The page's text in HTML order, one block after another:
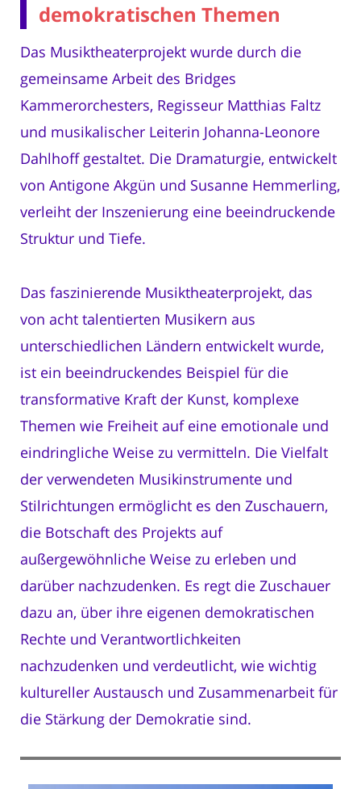
demokratischen Themen
Das Musiktheaterprojekt wurde durch die
gemeinsame Arbeit des Bridges
Kammerorchesters, Regisseur Matthias Faltz
und musikalischer Leiterin Johanna-Leonore
Dahlhoff gestaltet. Die Dramaturgie, entwickelt
von Antigone Akgün und Susanne Hemmerling,
verleiht der Inszenierung eine beeindruckende
Struktur und Tiefe.
Das faszinierende Musiktheaterprojekt, das
von acht talentierten Musikern aus
unterschiedlichen Ländern entwickelt wurde,
ist ein beeindruckendes Beispiel für die
transformative Kraft der Kunst, komplexe
Themen wie Freiheit auf eine emotionale und
eindringliche Weise zu vermitteln. Die Vielfalt
der verwendeten Musikinstrumente und
Stilrichtungen ermöglicht es den Zuschauern,
die Botschaft des Projekts auf
außergewöhnliche Weise zu erleben und
darüber nachzudenken. Es regt die Zuschauer
dazu an, über ihre eigenen demokratischen
Rechte und Verantwortlichkeiten
nachzudenken und verdeutlicht, wie wichtig
kultureller Austausch und Zusammenarbeit für
die Stärkung der Demokratie sind.